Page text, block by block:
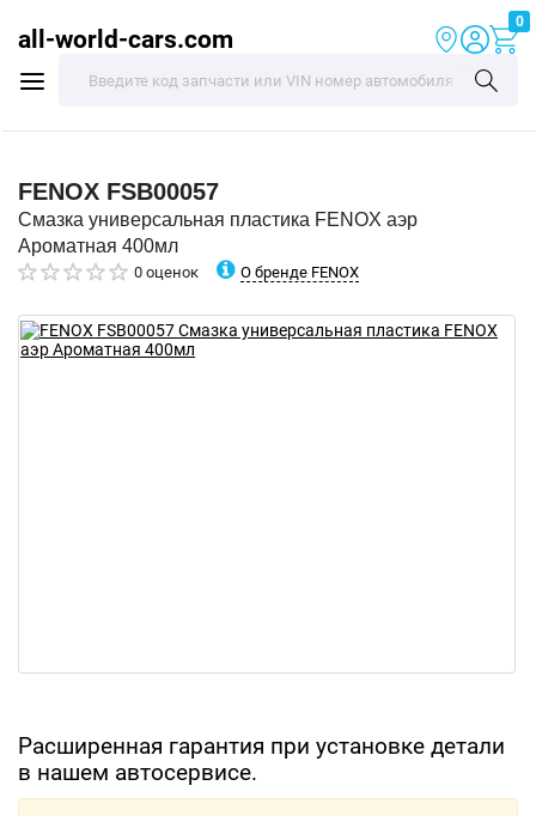
all-world-cars.com
0
FENOX FSB00057
Смазка универсальная пластика FENOX аэр
Ароматная 400мл
0 оценок О бренде FENOX
Расширенная гарантия при установке детали
в нашем автосервисе.